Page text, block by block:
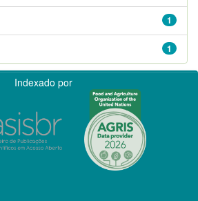
1
1
Indexado por